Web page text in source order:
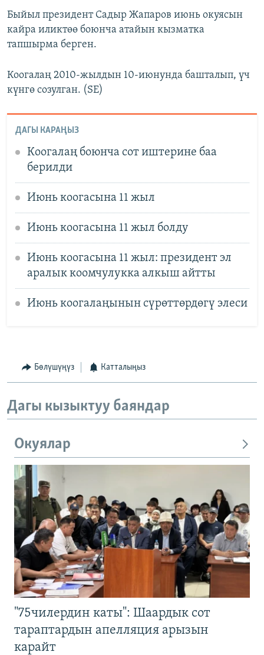
Быйыл президент Садыр Жапаров июнь окуясын
кайра иликтөө боюнча атайын кызматка
тапшырма берген.
Коогалаң 2010-жылдын 10-июнунда башталып, үч
күнгө созулган. (SE)
ДАГЫ КАРАҢЫЗ
Коогалаң боюнча сот иштерине баа
берилди
Июнь коогасына 11 жыл
Июнь коогасына 11 жыл болду
Июнь коогасына 11 жыл: президент эл
аралык коомчулукка алкыш айтты
Июнь коогалаңынын сүрөттөрдөгү элеси
Бөлүшүңүз Катталыңыз
Дагы кызыктуу баяндар
Окуялар
"75чилердин каты": Шаардык сот
тараптардын апелляция арызын
карайт